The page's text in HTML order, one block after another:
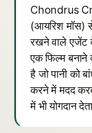
Chondrus
(आयरिश मॉस) से
रखने वाले एजेंट
एक फिल्म बनाने
है जो पानी को
करने में मदद
में भी योगदान